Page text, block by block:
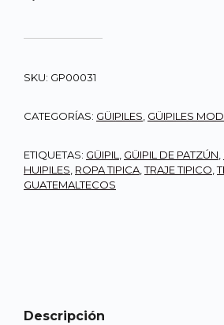
SKU: GP00031
CATEGORÍAS: GÜIPILES GÜIPILES
ETIQUETAS: GÜIPIL GÜIPIL DE PATZÚN
HUIPILES ROPA TIPICA ,TRAJE TIPICO ,
GUATEMALTECOS
Descripción